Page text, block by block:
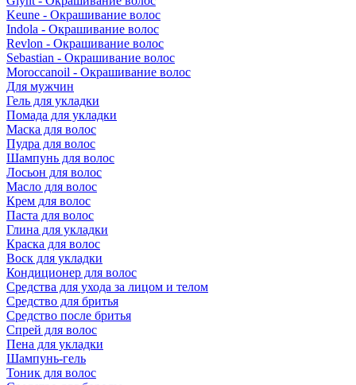
Keune - Окрашивание волос
Indola - Окрашивание волос
Revlon - Окрашивание волос
Sebastian - Окрашивание волос
Moroccanoil - Окрашивание волос
Для мужчин
Гель для укладки
Помада для укладки
Маска для волос
Пудра для волос
Шампунь для волос
Лосьон для волос
Масло для волос
Крем для волос
Паста для волос
Глина для укладки
Краска для волос
Воск для укладки
Кондиционер для волос
Средства для ухода за лицом и телом
Средство для бритья
Средство после бритья
Спрей для волос
Пена для укладки
Шампунь-гель
Тоник для волос